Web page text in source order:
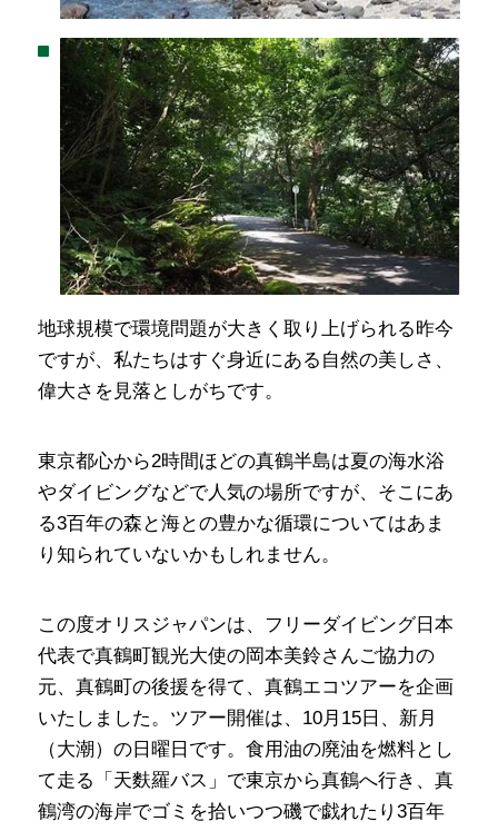
地球規模で環境問題が大きく取り上げられる昨今
ですが、私たちはすぐ身近にある自然の美しさ、
偉大さを見落としがちです。
東京都心から2時間ほどの真鶴半島は夏の海水浴
やダイビングなどで人気の場所ですが、そこにあ
る3百年の森と海との豊かな循環についてはあま
り知られていないかもしれません。
この度オリスジャパンは、フリーダイビング日本
代表で真鶴町観光大使の岡本美鈴さんご協力の
元、真鶴町の後援を得て、真鶴エコツアーを企画
いたしました。ツアー開催は、10月15日、新月
（大潮）の日曜日です。食用油の廃油を燃料とし
て走る「天麩羅バス」で東京から真鶴へ行き、真
鶴湾の海岸でゴミを拾いつつ磯で戯れたり3百年